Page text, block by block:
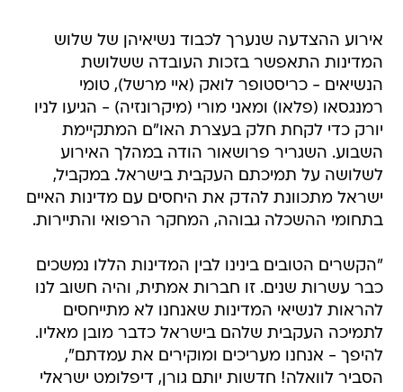
אירוע ההצדעה שנערך לכבוד נשיאיהן של שלוש
המדינות התאפשר בזכות העובדה ששלושת
הנשיאים - כריסטופר לואק (איי מרשל), טומי
רמנגסאו (פלאו) ומאני מורי (מיקרונזיה) - הגיעו לניו
יורק כדי לקחת חלק בעצרת האו"ם המתקיימת
השבוע. השגריר פרושאור הודה במהלך האירוע
לשלושה על תמיכתם העקבית בישראל. במקביל,
ישראל מתכוונת להדק את היחסים עם מדינות האיים
בתחומי ההשכלה גבוהה, המחקר הרפואי והתיירות.
"הקשרים הטובים בינינו לבין המדינות הללו נמשכים
כבר עשרות שנים. זו חברות אמתית, והיה חשוב לנו
להראות לנשיאי המדינות שאנחנו לא מתייחסים
לתמיכה העקבית שלהם בישראל כדבר מובן מאליו.
להיפך - אנחנו מעריכים ומוקירים את עמדתם",
הסביר לוואלה! חדשות יותם גורן, דיפלומט ישראלי